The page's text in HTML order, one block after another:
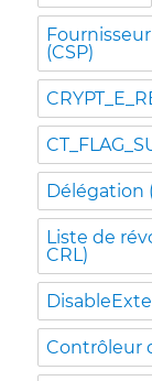
(CSP)
Délégation
Liste de
CRL)
Contrôleur